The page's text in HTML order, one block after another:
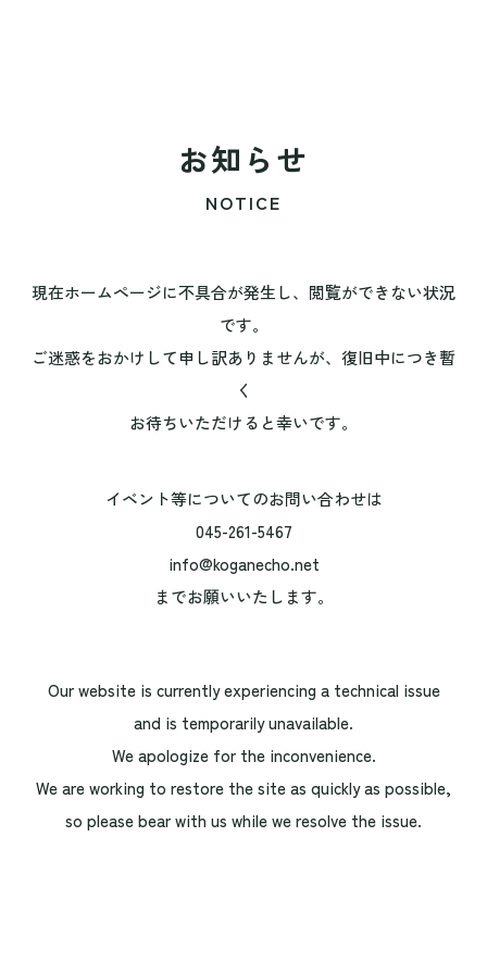
お知らせ
NOTICE
現在ホームページに不具合が発生し、閲覧ができない状況
です。
ご迷惑をおかけして申し訳ありませんが、復旧中につき暫
く
お待ちいただけると幸いです。
イベント等についてのお問い合わせは
045-261-5467
info@koganecho.net
までお願いいたします。
Our website is currently experiencing a technical issue
and is temporarily unavailable.
We apologize for the inconvenience.
We are working to restore the site as quickly as possible,
so please bear with us while we resolve the issue.